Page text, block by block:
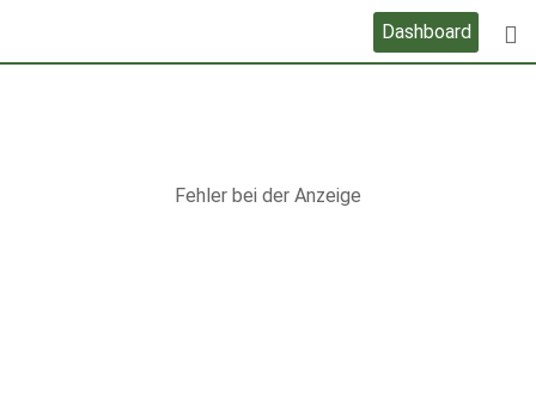
Dashboard
Fehler bei der Anzeige